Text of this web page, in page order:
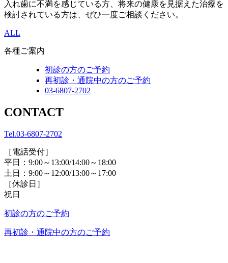
入れ歯に不満を感じている方、将来の健康を見据えた治療を
検討されている方は、ぜひ一度ご相談ください。
ALL
各種ご案内
初診の方のご予約
再初診・通院中の方のご予約
03-6807-2702
CONTACT
Tel.03-6807-2702
［電話受付］
平日：9:00～13:00/14:00～18:00
土日：9:00～12:00/13:00～17:00
［休診日］
祝日
初診の方のご予約
再初診・通院中の方のご予約